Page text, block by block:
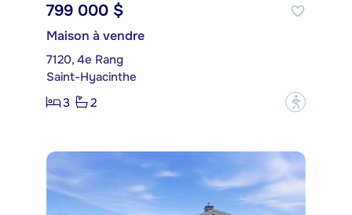
799 000 $
Maison à vendre
7120, 4e Rang
Saint-Hyacinthe
3
2 ?